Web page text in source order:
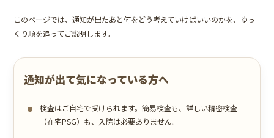
このページでは、通知が出たあと何をどう考えていけばいいのかを、ゆっ
くり順を追ってご説明します。
通知が出て気になっている方へ
検査はご自宅で受けられます。簡易検査も、詳しい精密検査
（在宅PSG）も、入院は必要ありません。